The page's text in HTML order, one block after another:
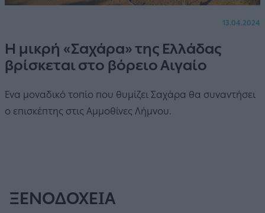
13.04.2024
Η μικρή «Σαχάρα» της Ελλάδας
βρίσκεται στο βόρειο Αιγαίο
Ένα μοναδικό τοπίο που θυμίζει Σαχάρα θα συναντήσει
ο επισκέπτης στις Αμμοθίνες Λήμνου.
ΞΕΝΟΔΟΧΕΙΑ